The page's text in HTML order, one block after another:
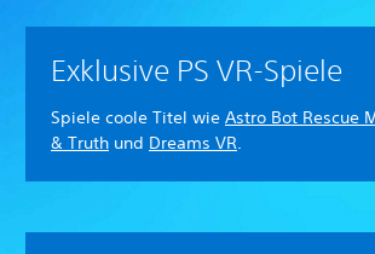
Exklusive PS VR-Spiele
Spiele coole Titel wie Astro Bot Rescue
& Truth und Dreams VR.